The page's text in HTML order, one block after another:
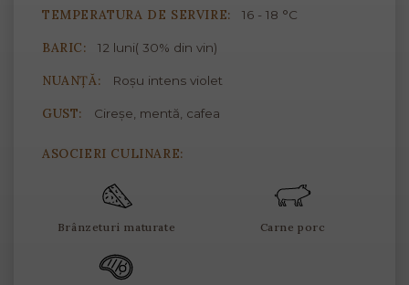
TEMPERATURA DE SERVIRE: 16 - 18 °C
BARIC: 12 luni( 30% din vin)
NUANȚĂ: Roșu intens violet
GUST: Cireșe, mentă, cafea
ASOCIERI CULINARE:
Brânzeturi maturate Carne porc